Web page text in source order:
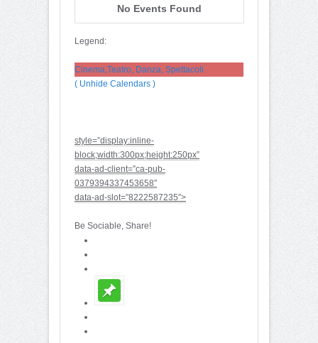
No Events Found
Legend:
Cinema,Teatro, Danza, Spettacoli
( Unhide Calendars )
style=”display:inline-
block;width:300px;height:250px”
data-ad-client=”ca-pub-
0379394337453658″
data-ad-slot=”8222587235″>
Be Sociable, Share!